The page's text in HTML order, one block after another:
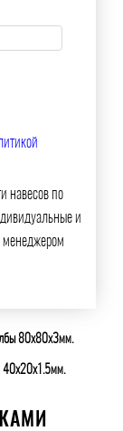
навесов по
и
менеджером
80х80х3мм.
40х20х1.5мм.